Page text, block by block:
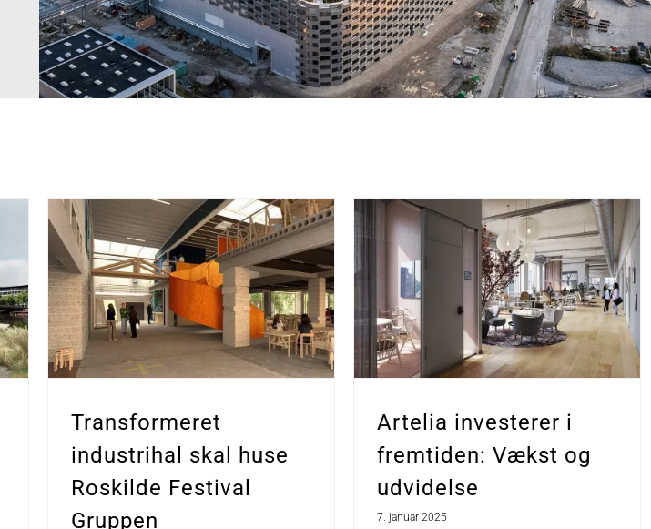
Transformeret
industrihal skal huse
Roskilde Festival
Gruppen
Artelia investerer i
fremtiden: Vækst og
udvidelse
7. januar 2025